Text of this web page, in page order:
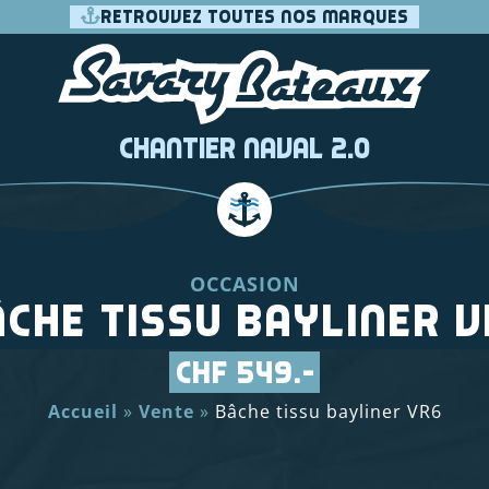
RETROUVEZ TOUTES NOS MARQUES
Chantier Naval 2.0
OCCASION
tissu bayliner
CHF 549.-
Accueil » Vente » Bâche tissu bayliner VR6